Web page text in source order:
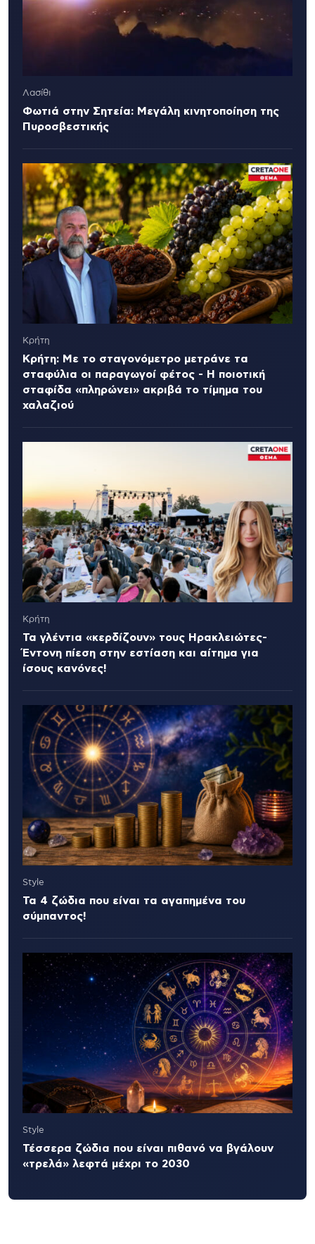
Λασίθι
Φωτιά στην Σητεία: Μεγάλη κινητοποίηση της
Πυροσβεστικής
Κρήτη
Κρήτη: Με το σταγονόμετρο μετράνε τα
σταφύλια οι παραγωγοί φέτος - Η ποιοτική
σταφίδα «πληρώνει» ακριβά το τίμημα του
χαλαζιού
Κρήτη
Τα γλέντια «κερδίζουν» τους Ηρακλειώτες-
Έντονη πίεση στην εστίαση και αίτημα για
ίσους κανόνες!
Style
Τα 4 ζώδια που είναι τα αγαπημένα του
σύμπαντος!
Style
Τέσσερα ζώδια που είναι πιθανό να βγάλουν
«τρελά» λεφτά μέχρι το 2030